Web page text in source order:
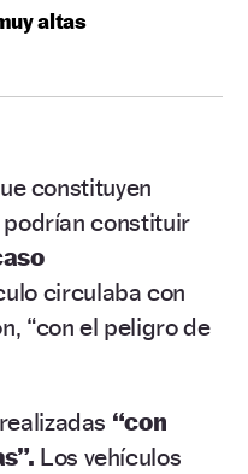
altas
constituyen
constituir
circulaba con
“con el peligro de
“con
Los vehículos